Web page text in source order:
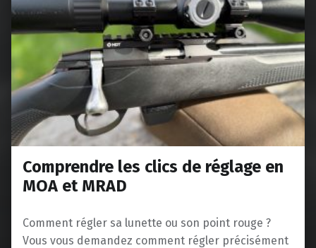
Comprendre les clics de réglage en
MOA et MRAD
Comment régler sa lunette ou son point rouge ?
Vous vous demandez comment régler précisément